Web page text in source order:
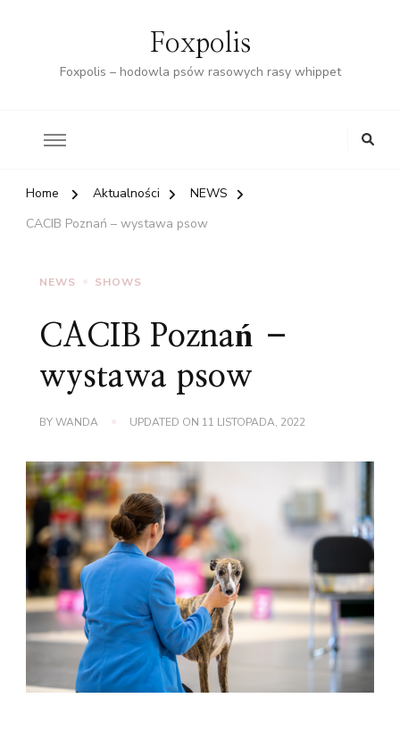
Foxpolis
Foxpolis – hodowla psów rasowych rasy whippet
Home Aktualności
NEWS
CACIB Poznań – wystawa psow
NEWS SHOWS
CACIB Poznań –
wystawa psow
BYWANDA UPDATED ON 11 LISTOPADA, 2022